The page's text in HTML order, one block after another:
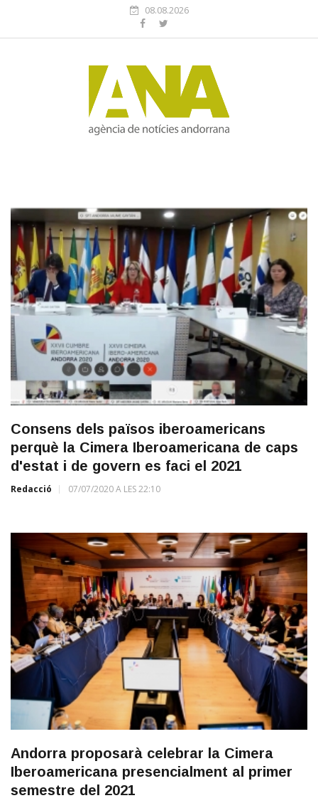
08.08.2026
Consens dels països iberoamericans
perquè la Cimera Iberoamericana de caps
d'estat i de govern es faci el 2021
Redacció 07/07/2020 A LES 22:10
Andorra proposarà celebrar la Cimera
Iberoamericana presencialment al primer
semestre del 2021